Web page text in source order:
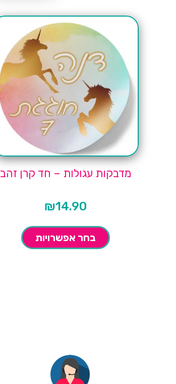
מדבקות עגולות – חד קרן זהב
₪14.90
בחר אפשרויות